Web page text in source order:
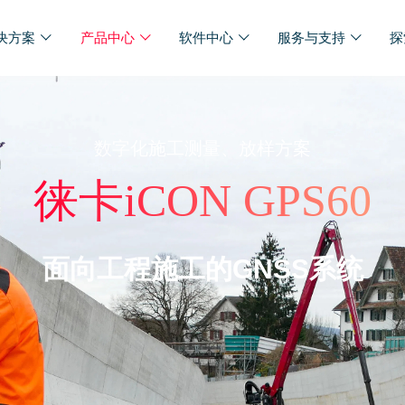
方案 产品中心 软件中心 服务与支持
徕卡iCON GPS60
面向工程施工的GNSS系统